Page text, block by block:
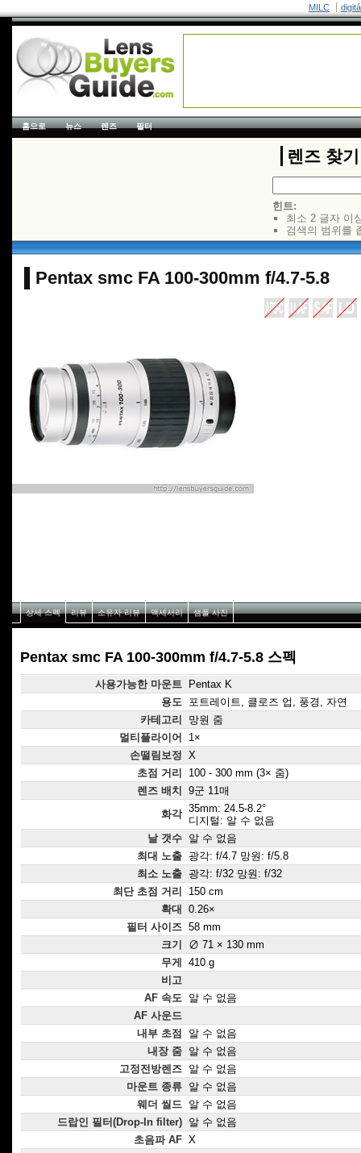
MILC
홈으로 뉴스 렌즈 필터
렌즈 찾기
힌트:
최소 2 글자 이
검색의 범위를
Pentax smc FA 100-300mm f/4.7-5.8
상세 스펙 리뷰 소유자 리뷰 액세서리 샘플 사진
Pentax smc FA 100-300mm f/4.7-5.8 스펙
사용가능한 마운트
Pentax K
용도 포트레이트, 클로즈 업, 풍경, 자연
카테고리
망원 줌
멀티플라이어
1×
손떨림보정 X
초점 거리
100 - 300 mm (3× 줌)
렌즈 배치
9군 11매
화각 35mm: 24.5-8.2°
디지털: 알 수 없음
날 갯수 알 수 없음
최대 노출 광각: f/4.7 망원: f/5.8
최소 노출 광각: f/32 망원: f/32
최단 초점 거리
150 cm
확대
0.26×
필터 사이즈 58 mm
크기
∅ 71 × 130 mm
무게
410 g
비고
AF 속도 알 수 없음
AF 사운드
내부 초점
알 수 없음
내장 줌 알 수 없음
고정전방렌즈 알 수 없음
마운트 종류 알 수 없음
웨더 씰드 알 수 없음
드랍인 필터(Drop-In filter) 알 수 없음
초음파 AF X